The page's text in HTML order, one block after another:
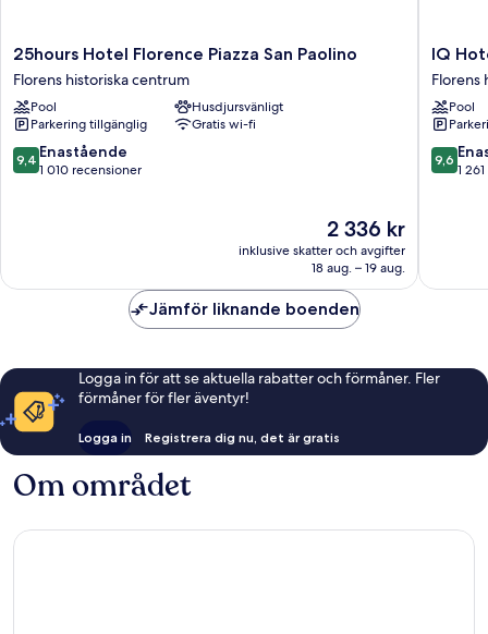
25hours
Hotel
Florence
Piazza
San
Paolino
Florens
25hours Hotel Florence Piazza San Paolino
Florens historiska centrum
Pool
Husdjursvänligt
Parkering tillgänglig
Gratis wi-fi
9.4
av
9,4 Enastående
1 010 recensioner
Priset
är
2 336 kr
2 336 kr
inklusive skatter och avgifter
18 aug. – 19 aug.
IQ
Hotel
Firenze
Florens
centrum
IQ
Florens
Pool
9.6
av
9,6
1
Jämför liknande boenden
Logga in för att se aktuella rabatter och förmåner. Fler
förmåner för fler äventyr!
Logga in Registrera dig nu, det är gratis
Om området